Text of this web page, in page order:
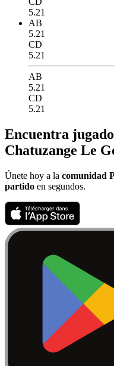
5.21
AB
5.21
CD
5.21
AB
5.21
CD
5.21
Encuentra
Chatuzange Le
Únete hoy a la comunidad
partido en segundos.